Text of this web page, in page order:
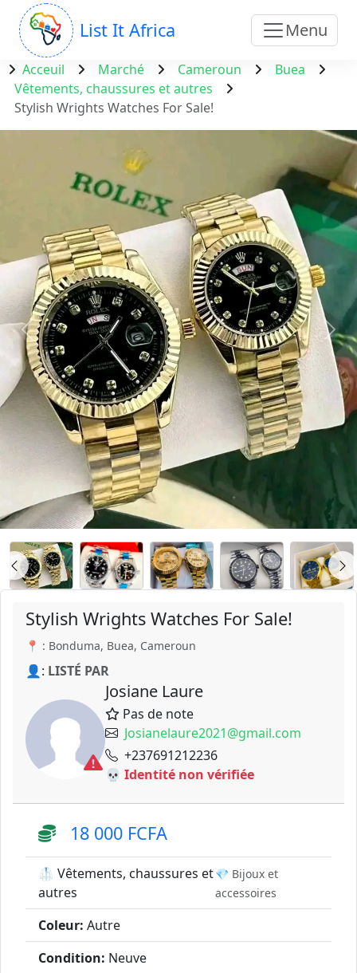
List It Africa Menu
Acceuil Marché Cameroun
Buea
Vêtements, chaussures et autres
Stylish Wrights Watches For Sale!
Stylish Wrights Watches For Sale!
📍 : Bonduma, Buea, Cameroun
👤: LISTÉ PAR
Josiane Laure
Pas de note
Josianelaure2021@gmail.com
+237691212236
💀 Identité non vérifiée
18 000 FCFA
🥼 Vêtements, chaussures et
autres
💎 Bijoux et
accessoires
Coleur: Autre
Condition: Neuve